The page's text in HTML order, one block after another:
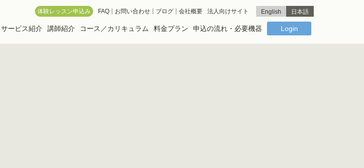
サービス紹介 講師紹介 コース／カリキュラム 料金プラン 申込の流れ・必要機器 Login
体験レッスン申込み FAQ お問い合わせ ブログ 会社概要 法人向けサイト English 日本語